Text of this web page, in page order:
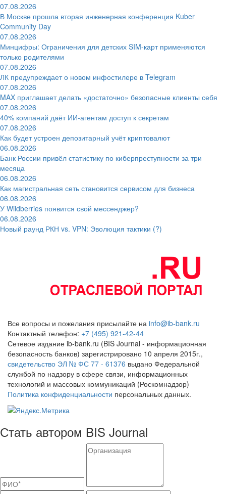
07.08.2026
В Москве прошла вторая инженерная конференция Kuber
Community Day
07.08.2026
Минцифры: Ограничения для детских SIM-карт применяются
только родителями
07.08.2026
ЛК предупреждает о новом инфостилере в Telegram
07.08.2026
MAX приглашает делать «достаточно» безопасные клиенты себя
07.08.2026
40% компаний даёт ИИ‑агентам доступ к секретам
07.08.2026
Как будет устроен депозитарный учёт криптовалют
06.08.2026
Банк России привёл статистику по киберпреступности за три
месяца
06.08.2026
Как магистральная сеть становится сервисом для бизнеса
06.08.2026
У Wildberries появится свой мессенджер?
06.08.2026
Новый раунд РКН vs. VPN: Эволюция тактики (?)
Все вопросы и пожелания присылайте на info@ib-bank.ru
Контактный телефон: +7 (495) 921-42-44
Сетевое издание ib-bank.ru (BIS Journal - информационная
безопасность банков) зарегистрировано 10 апреля 2015г.,
свидетельство ЭЛ № ФС 77 - 61376 выдано Федеральной
службой по надзору в сфере связи, информационных
технологий и массовых коммуникаций (Роскомнадзор)
Политика конфиденциальности персональных данных.
Стать автором BIS Journal